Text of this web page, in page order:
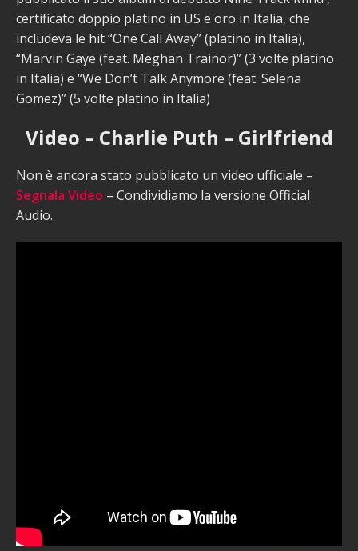
certificato doppio platino in US e oro in Italia, che
includeva le hit “One Call Away” (platino in Italia),
“Marvin Gaye (feat. Meghan Trainor)” (3 volte platino
in Italia) e “We Don’t Talk Anymore (feat. Selena
Gomez)” (5 volte platino in Italia)
Video – Charlie Puth – Girlfriend
Non è ancora stato pubblicato un video ufficiale –
Segnala Video – Condividiamo la versione Official
Audio.